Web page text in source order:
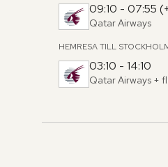
09:10 - 07:55
Qatar Airways
HEMRESA TILL
03:10 - 14:10
Qatar Airways +